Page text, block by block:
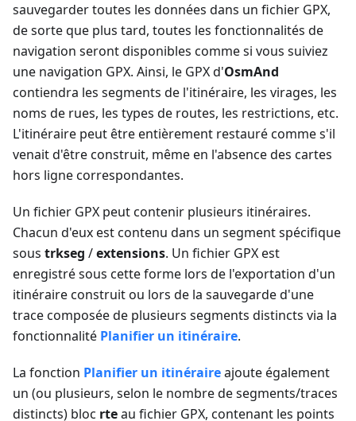
sauvegarder toutes les données dans un fichier GPX,
de sorte que plus tard, toutes les fonctionnalités de
navigation seront disponibles comme si vous suiviez
une navigation GPX. Ainsi, le GPX d'OsmAnd
contiendra les segments de l'itinéraire, les virages, les
noms de rues, les types de routes, les restrictions, etc.
L'itinéraire peut être entièrement restauré comme s'il
venait d'être construit, même en l'absence des cartes
hors ligne correspondantes.
Un fichier GPX peut contenir plusieurs itinéraires.
Chacun d'eux est contenu dans un segment spécifique
sous trkseg /extensions. Un fichier GPX est
enregistré sous cette forme lors de l'exportation d'un
itinéraire construit ou lors de la sauvegarde d'une
trace composée de plusieurs segments distincts via la
fonctionnalité Planifier un itinéraire.
La fonction Planifier un itinéraireajoute également
un (ou plusieurs, selon le nombre de segments/traces
distincts) bloc rteau fichier GPX, contenant les points